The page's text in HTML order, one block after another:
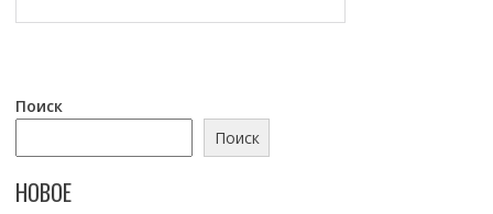
Поиск
Поиск
НОВОЕ